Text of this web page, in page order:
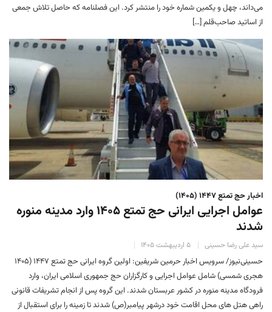
می‌داند، چهل و یکمین شماره خود را منتشر کرد. این فصلنامه که حاصل تلاش جمعی
از اساتید صاحب‌قلم […]
اخبار حج تمتع ۱۴۴۷ (۱۴۰۵)
عوامل اجرایی ایرانی حج تمتع ۱۴۰۵ وارد مدینه منوره
‌شدند
سید علی رضا حسینی ۵ اردیبهشت ۱۴۰۵
حسینی‌نیوز/ سرویس اخبار حرمین شریفین: اولین گروه ایرانی حج تمتع ۱۴۴۷ (۱۴۰۵
هجری شمسی) شامل عوامل اجرایی و کارگزاران حج جمهوری اسلامی ایران، وارد
فرودگاه مدینه منوره در کشور عربستان شدند. این گروه پس از انجام تشریفات قانونی
راهی هتل های محل اقامت خود درشهر پیامبر(ص) شدند تا زمینه را برای استقبال از